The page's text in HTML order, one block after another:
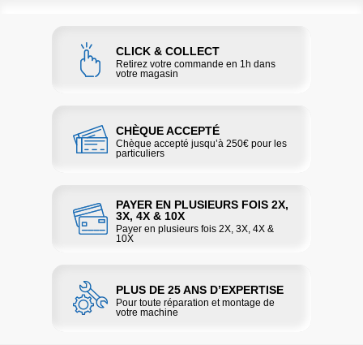
CLICK & COLLECT
Retirez votre commande en 1h dans
votre magasin
CHÈQUE ACCEPTÉ
Chèque accepté jusqu’à 250€ pour les
particuliers
PAYER EN PLUSIEURS FOIS 2X,
3X, 4X & 10X
Payer en plusieurs fois 2X, 3X, 4X &
10X
PLUS DE 25 ANS D’EXPERTISE
Pour toute réparation et montage de
votre machine